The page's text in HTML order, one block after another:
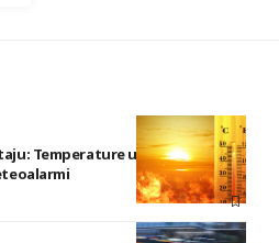
Temperature u BiH i do 41